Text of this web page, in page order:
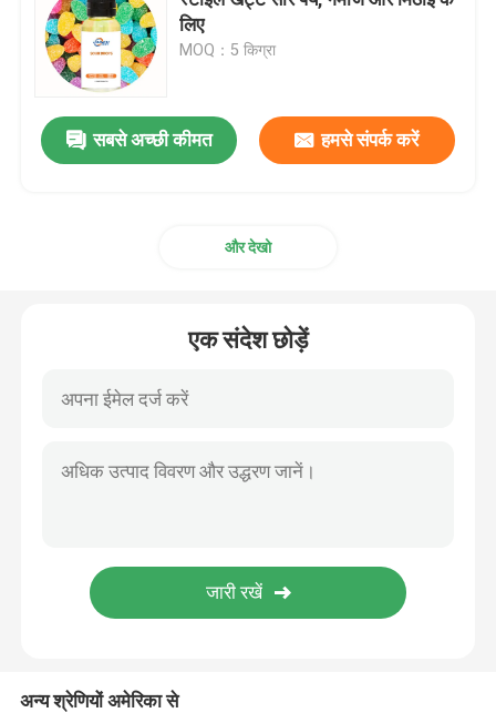
स्वाद और सुगंध
सिंथेटिक स्वाद
मीठा करने वाला
मोनोमर स्वाद
सूखे पाउडर को फ्रीज करें
जैविक तेल
लिए
MOQ：5 किग्रा
सबसे अच्छी कीमत हमसे संपर्क करें
और देखो
एक संदेश छोड़ें
अन्य श्रेणियों अमेरिका से